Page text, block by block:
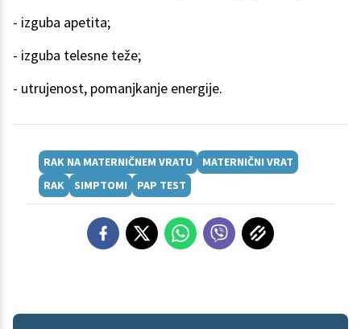
- izguba apetita;
- izguba telesne teže;
- utrujenost, pomanjkanje energije.
RAK NA MATERNIČNEM VRATU
MATERNIČNI VRAT
RAK
SIMPTOMI PAP TEST